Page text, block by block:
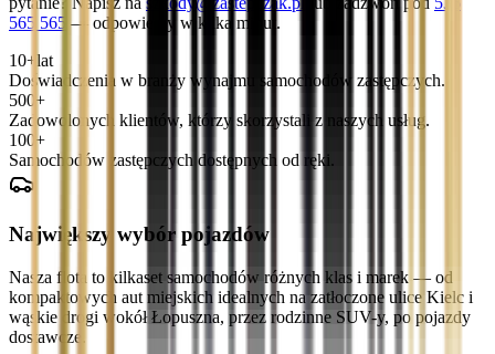
565 565 — odpowiemy w kilka minut.
10+ lat
Doświadczenia w branży wynajmu samochodów zastępczych.
500+
Zadowolonych klientów, którzy skorzystali z naszych usług.
100+
Samochodów zastępczych dostępnych od ręki.
Największy wybór pojazdów
Nasza flota to kilkaset samochodów różnych klas i marek — od
kompaktowych aut miejskich idealnych na zatłoczone ulice Kielc i
wąskie drogi wokół Łopuszna, przez rodzinne SUV-y, po pojazdy
dostawcze.